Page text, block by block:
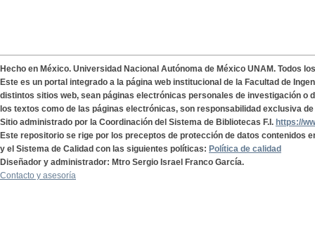
Hecho en México. Universidad Nacional Autónoma de México UNAM. Todos
Este es un portal integrado a la página web institucional de la Facultad de
distintos sitios web, sean páginas electrónicas personales de investigación o
los textos como de las páginas electrónicas, son responsabilidad exclusiva
Sitio administrado por la Coordinación del Sistema de Bibliotecas F.I. https://
Este repositorio se rige por los preceptos de protección de datos contenidos
y el Sistema de Calidad con las siguientes políticas: Política de calidad
Diseñador y administrador: Mtro Sergio Israel Franco García.
Contacto y asesoría